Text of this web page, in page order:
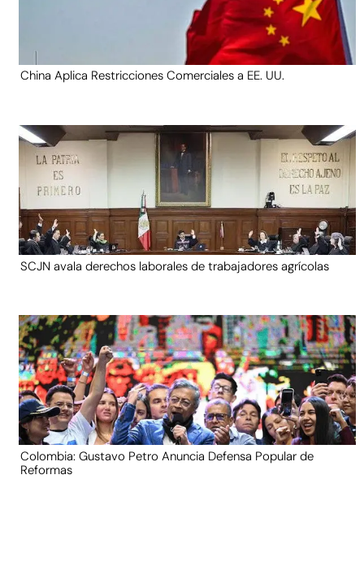
China Aplica Restricciones Comerciales a EE. UU.
SCJN avala derechos laborales de trabajadores agrícolas
Colombia: Gustavo Petro Anuncia Defensa Popular de
Reformas